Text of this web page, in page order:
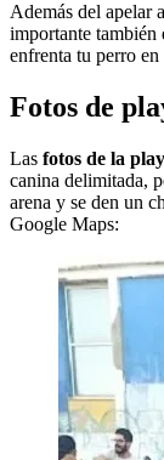
Además del apelar
importante también
enfrenta tu perro en
Fotos de
Las fotos de la
canina delimitada,
arena y se den un
Google Maps: